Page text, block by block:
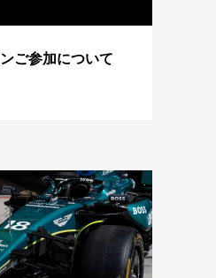
ご参加について